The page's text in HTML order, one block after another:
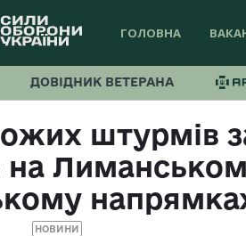
ГОЛОВНА
ДОВІДНИК ВЕТЕРАНА
штурмів
на
НОВИНИ